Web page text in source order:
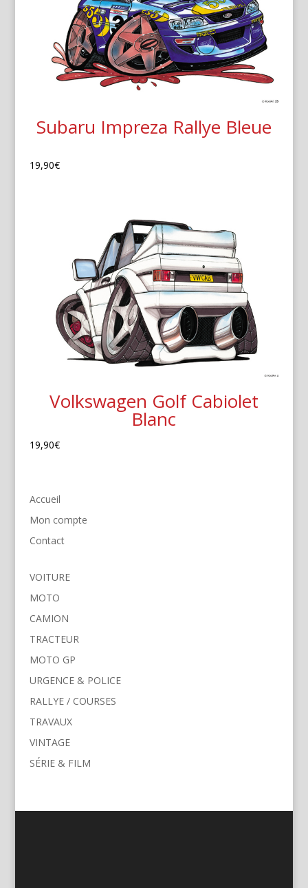
Subaru Impreza Rallye Bleue
19,90€
Volkswagen Golf Cabiolet
Blanc
19,90€
Accueil
Mon compte
Contact
VOITURE
MOTO
CAMION
TRACTEUR
MOTO GP
URGENCE & POLICE
RALLYE / COURSES
TRAVAUX
VINTAGE
SÉRIE & FILM